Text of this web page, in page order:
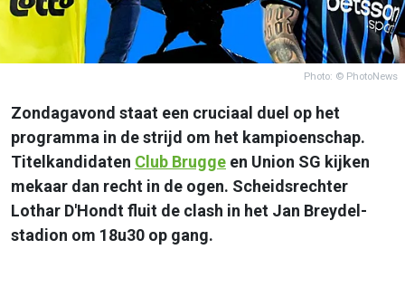
Photo: © PhotoNews
Zondagavond staat een cruciaal duel op het
programma in de strijd om het kampioenschap.
Titelkandidaten Club Brugge en Union SG kijken
mekaar dan recht in de ogen. Scheidsrechter
Lothar D'Hondt fluit de clash in het Jan Breydel-
stadion om 18u30 op gang.